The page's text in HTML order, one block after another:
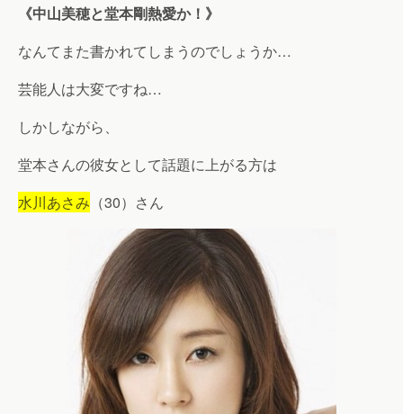
《中山美穂と堂本剛熱愛か！》
なんてまた書かれてしまうのでしょうか…
芸能人は大変ですね…
しかしながら、
堂本さんの彼女として話題に上がる方は
水川あさみ （30）さん